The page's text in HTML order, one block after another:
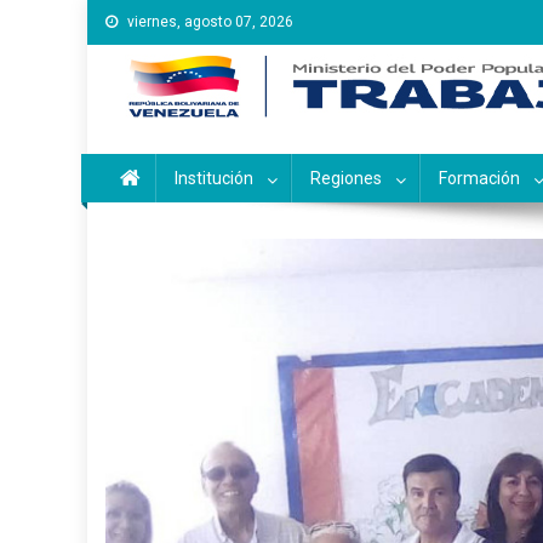
Saltar
al
contenido
viernes, agosto 07, 2026
Instituto Nacional de
Inces
Institución Regiones Formación